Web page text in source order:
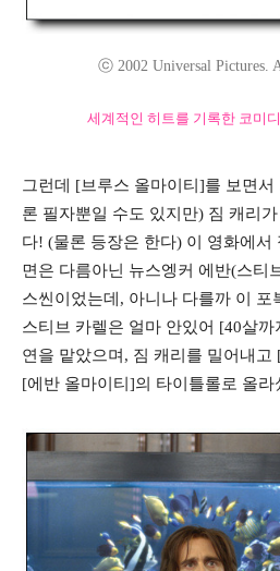
ⓒ 2002 Universal Pictures.
세계적인 히트를 기록한 코미
그런데 [브루스 올마이티]를 보면
론 필자뿐일 수도 있지만) 짐 캐리
다! (물론 등장은 한다) 이 영화에서
면은 다름아닌 뉴스엥커 에반(스티
스씬이었는데, 아니나 다를까 이 포
스티브 카렐은 얼마 안있어 [40살
연을 맡았으며, 짐 캐리를 밀어내고
[에반 올마이티]의 타이틀롤로 올라